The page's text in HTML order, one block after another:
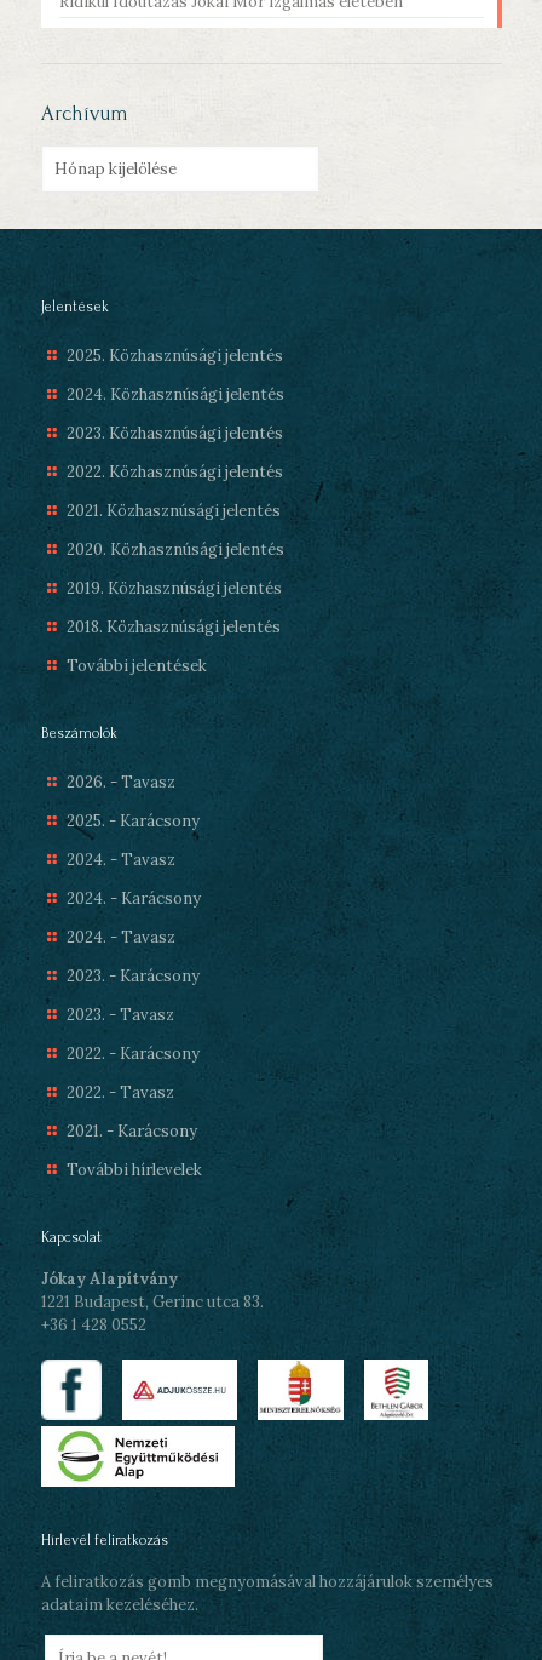
Archívum
Jelentések
2025. Közhasznúsági jelentés
2024. Közhasznúsági jelentés
2023. Közhasznúsági jelentés
2022. Közhasznúsági jelentés
2021. Közhasznúsági jelentés
2020. Közhasznúsági jelentés
2019. Közhasznúsági jelentés
2018. Közhasznúsági jelentés
További jelentések
Beszámolók
2026. - Tavasz
2025. - Karácsony
2024. - Tavasz
2024. - Karácsony
2024. - Tavasz
2023. - Karácsony
2023. - Tavasz
2022. - Karácsony
2022. - Tavasz
2021. - Karácsony
További hírlevelek
Kapcsolat
Jókay Alapítvány
1221 Budapest, Gerinc utca 83.
+36 1 428 0552
Hírlevél feliratkozás
A feliratkozás gomb megnyomásával hozzájárulok személyes
adataim kezeléséhez.